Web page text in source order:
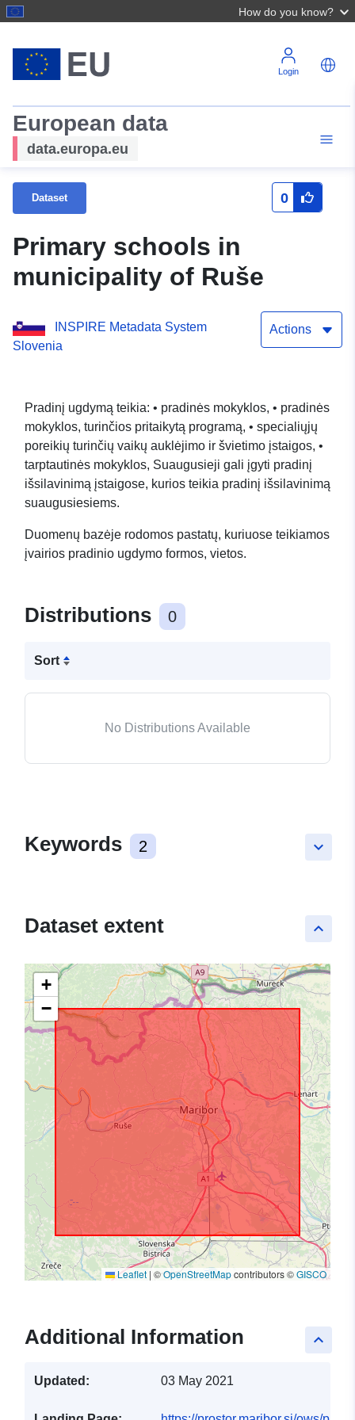
How do you know?
Login
European data
data.europa.eu
Dataset 0
Primary schools in
municipality of Ruše
INSPIRE Metadata System
Slovenia
Actions
Pradinį ugdymą teikia: • pradinės mokyklos, • pradinės
mokyklos, turinčios pritaikytą programą, • specialiųjų
poreikių turinčių vaikų auklėjimo ir švietimo įstaigos, •
tarptautinės mokyklos, Suaugusieji gali įgyti pradinį
išsilavinimą įstaigose, kurios teikia pradinį išsilavinimą
suaugusiesiems.
Duomenų bazėje rodomos pastatų, kuriuose teikiamos
įvairios pradinio ugdymo formos, vietos.
Distributions 0
Sort
No Distributions Available
keyboard_arrow_down
Keywords 2
keyboard_arrow_up
Dataset extent
+
−
Leaflet | ©OpenStreetMapcontributors ©GISCO
keyboard_arrow_up
Additional Information
Updated: 03 May 2021